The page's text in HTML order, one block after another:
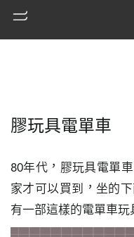
膠玩具電單車
80年代，膠玩具電單
家才可以買到，坐的
有一部這樣的電單車玩